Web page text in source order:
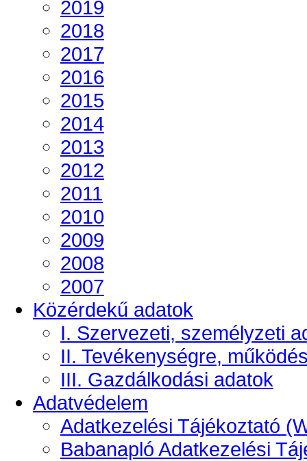
2019
2018
2017
2016
2015
2014
2013
2012
2011
2010
2009
2008
2007
Közérdekű adatok
I. Szervezeti, személyzeti
II. Tevékenységre,
III. Gazdálkodási adatok
Adatvédelem
Adatkezelési Tájékoztató
Babanapló Adatkezelési